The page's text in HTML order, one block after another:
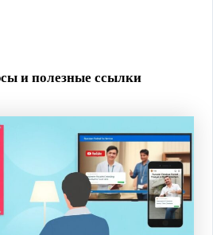
и полезные ссылки